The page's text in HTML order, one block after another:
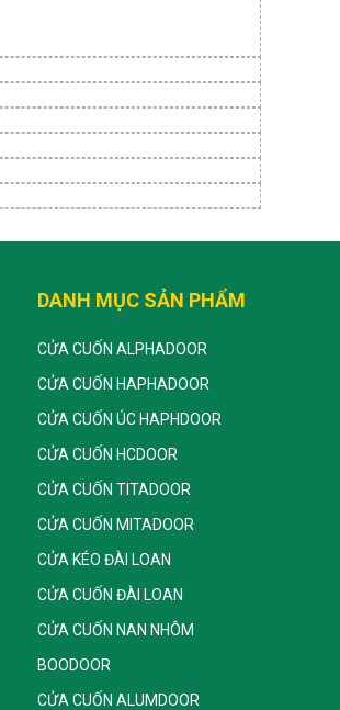
DANH MỤC SẢN PHẨM
CỬA CUỐN ALPHADOOR
CỬA CUỐN HAPHADOOR
CỬA CUỐN ÚC HAPHDOOR
CỬA CUỐN HCDOOR
CỬA CUỐN TITADOOR
CỬA CUỐN MITADOOR
CỬA KÉO ĐÀI LOAN
CỬA CUỐN ĐÀI LOAN
CỬA CUỐN NAN NHÔM
BOODOOR
CỬA CUỐN ALUMDOOR